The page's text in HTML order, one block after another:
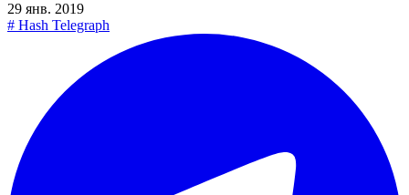
29 янв. 2019
# Hash Telegraph